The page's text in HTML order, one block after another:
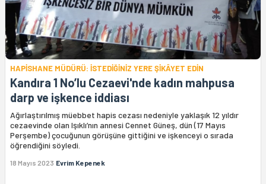
HAPİSHANE MÜDÜRÜ: İSTEDİĞİNİZ YERE ŞİKÂYET EDİN
Kandıra 1 No’lu Cezaevi'nde kadın mahpusa
darp ve işkence iddiası
Ağırlaştırılmış müebbet hapis cezası nedeniyle yaklaşık 12 yıldır
cezaevinde olan Işıklı’nın annesi Cennet Güneş, dün (17 Mayıs
Perşembe) çocuğunun görüşüne gittiğini ve işkenceyi o sırada
öğrendiğini söyledi.
18 Mayıs 2023 Evrim Kepenek